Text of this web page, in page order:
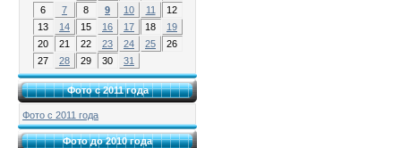
6
7 8 9 10 11
12
13
14 15 16 17 18
19
20
21 22 23 24 25
26
27
28 29 30 31
Фото с 2011 года
Фото с 2011 года
Фото до 2010 года